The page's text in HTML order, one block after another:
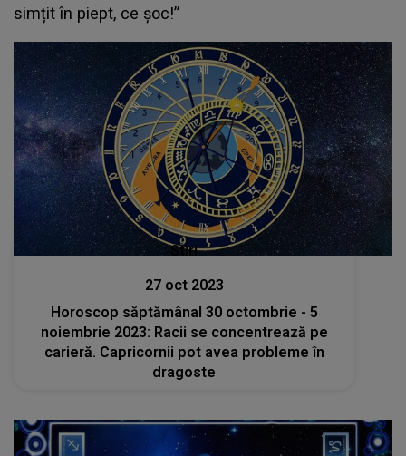
simțit în piept, ce șoc!”
Stiri
27 oct 2023
Horoscop săptămânal 30 octombrie - 5
noiembrie 2023: Racii se concentrează pe
carieră. Capricornii pot avea probleme în
dragoste